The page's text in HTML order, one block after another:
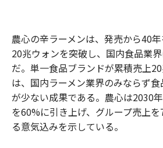
農心の辛ラーメンは、発売から40
20兆ウォンを突破し、国内食品業
だ。単一食品ブランドが累積売上
は、国内ラーメン業界のみならず
が少ない成果である。農心は2030
を60%に引き上げ、グループ売上
る意気込みを示している。